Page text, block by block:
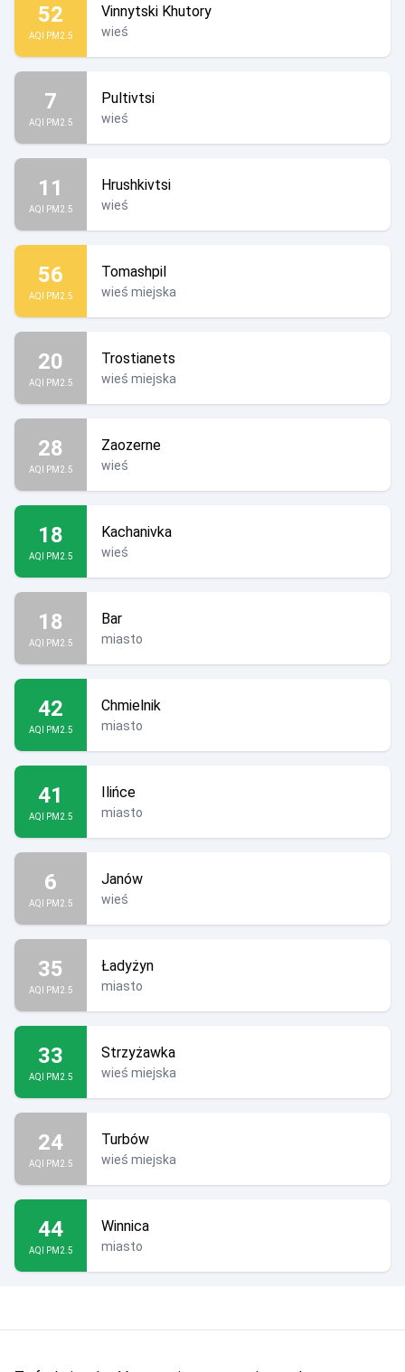
52
AQI PM2.5
Vinnytski Khutory
wieś
7
AQI PM2.5
Pultivtsi
wieś
11
AQI PM2.5
Hrushkivtsi
wieś
56
AQI PM2.5
Tomashpil
wieś miejska
20
AQI PM2.5
Trostianets
wieś miejska
28
AQI PM2.5
Zaozerne
wieś
18
AQI PM2.5
Kachanivka
wieś
18
AQI PM2.5
Bar
miasto
42
AQI PM2.5
Chmielnik
miasto
41
AQI PM2.5
Ilińce
miasto
6
AQI PM2.5
Janów
wieś
35
AQI PM2.5
Ładyżyn
miasto
33
AQI PM2.5
Strzyżawka
wieś miejska
24
AQI PM2.5
Turbów
wieś miejska
44
AQI PM2.5
Winnica
miasto